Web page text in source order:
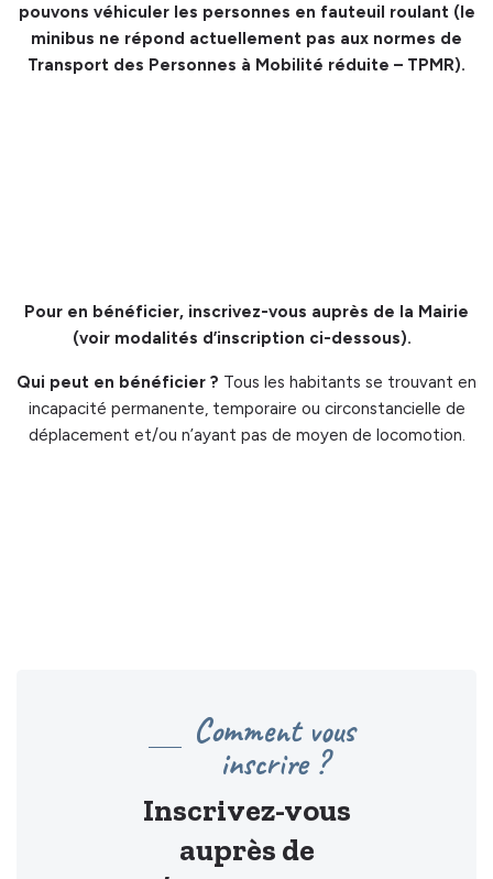
pouvons véhiculer les personnes en fauteuil roulant (le
minibus ne répond actuellement pas aux normes de
Transport des Personnes à Mobilité réduite – TPMR).
Pour en bénéficier, inscrivez-vous auprès de la Mairie
(voir modalités d’inscription ci-dessous).
Qui peut en bénéficier ? Tous les habitants se trouvant en
incapacité permanente, temporaire ou circonstancielle de
déplacement et/ou n’ayant pas de moyen de locomotion.
Comment vous
inscrire ?
Inscrivez-vous
auprès de